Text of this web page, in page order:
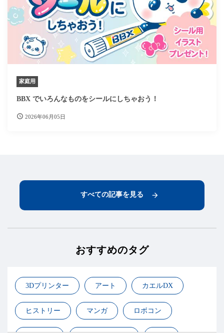
家庭用
BBX でいろんなものをシールにしちゃおう！
2026年06月05日
すべての記事を見る
おすすめのタグ
3Dプリンター アート カエルDX
ヒストリー マンガ ロボコン